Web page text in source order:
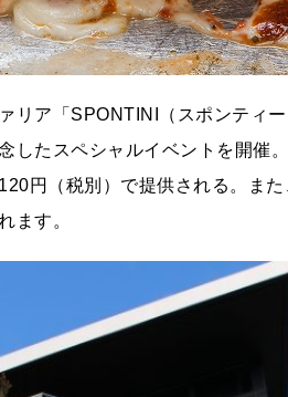
リア「SPONTINI（スポンティ
したスペシャルイベントを開催
円（税別）で提供される。ま
ます。